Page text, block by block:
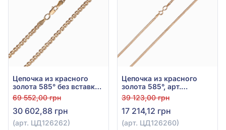
Цепочка из красного
золота 585° без вставки,
арт. ЦД126262
69 552,00 грн
30 602,88 грн
(арт. ЦД126262)
Цепочка из красного
золота 585°, арт.
ЦД126260
39 123,00 грн
17 214,12 грн
(арт. ЦД126260)